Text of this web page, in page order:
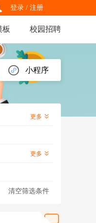
登录 / 注册
板 校园招聘
小程序
更多
更多
清空筛选条件